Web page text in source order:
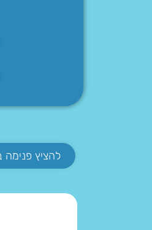
להציץ פנימה ב-20 שורות, סודות